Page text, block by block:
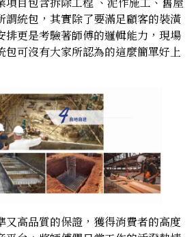
謂統包，其實除了要滿足顧客的裝潢
排更是考驗著師傅的邏輯能力，現場
包可沒有大家所認為的這麼簡單好上
又高品質的保證，獲得消費者的高度